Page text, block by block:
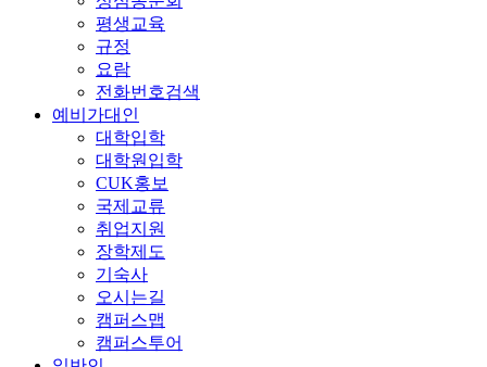
평생교육
규정
요람
전화번호검색
예비가대인
대학입학
대학원입학
CUK홍보
국제교류
취업지원
장학제도
기숙사
오시는길
캠퍼스맵
캠퍼스투어